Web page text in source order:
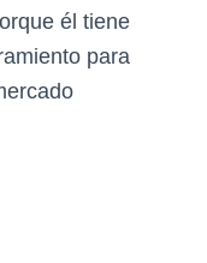
él tiene
para